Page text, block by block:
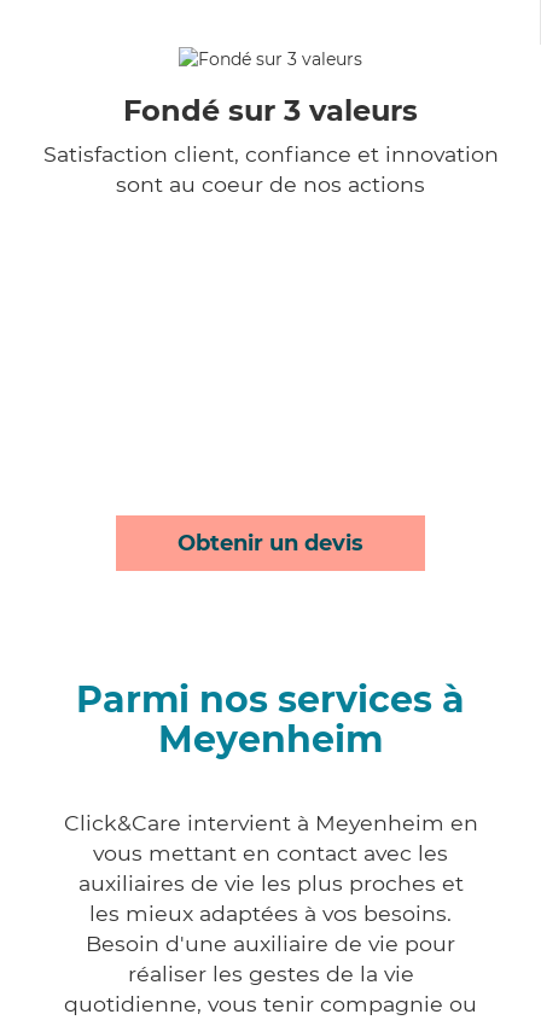
Fondé sur 3 valeurs
Satisfaction client, confiance et innovation
sont au coeur de nos actions
Obtenir un devis
Parmi nos services à
Meyenheim
Click&Care intervient à Meyenheim en
vous mettant en contact avec les
auxiliaires de vie les plus proches et
les mieux adaptées à vos besoins.
Besoin d'une auxiliaire de vie pour
réaliser les gestes de la vie
quotidienne, vous tenir compagnie ou